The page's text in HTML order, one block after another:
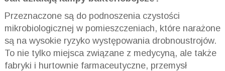
Przeznaczone są do podnoszenia czystości
mikrobiologicznej w pomieszczeniach, które narażone
są na wysokie ryzyko występowania drobnoustrojów.
To nie tylko miejsca związane z medycyną, ale także
fabryki i hurtownie farmaceutyczne, przemysł